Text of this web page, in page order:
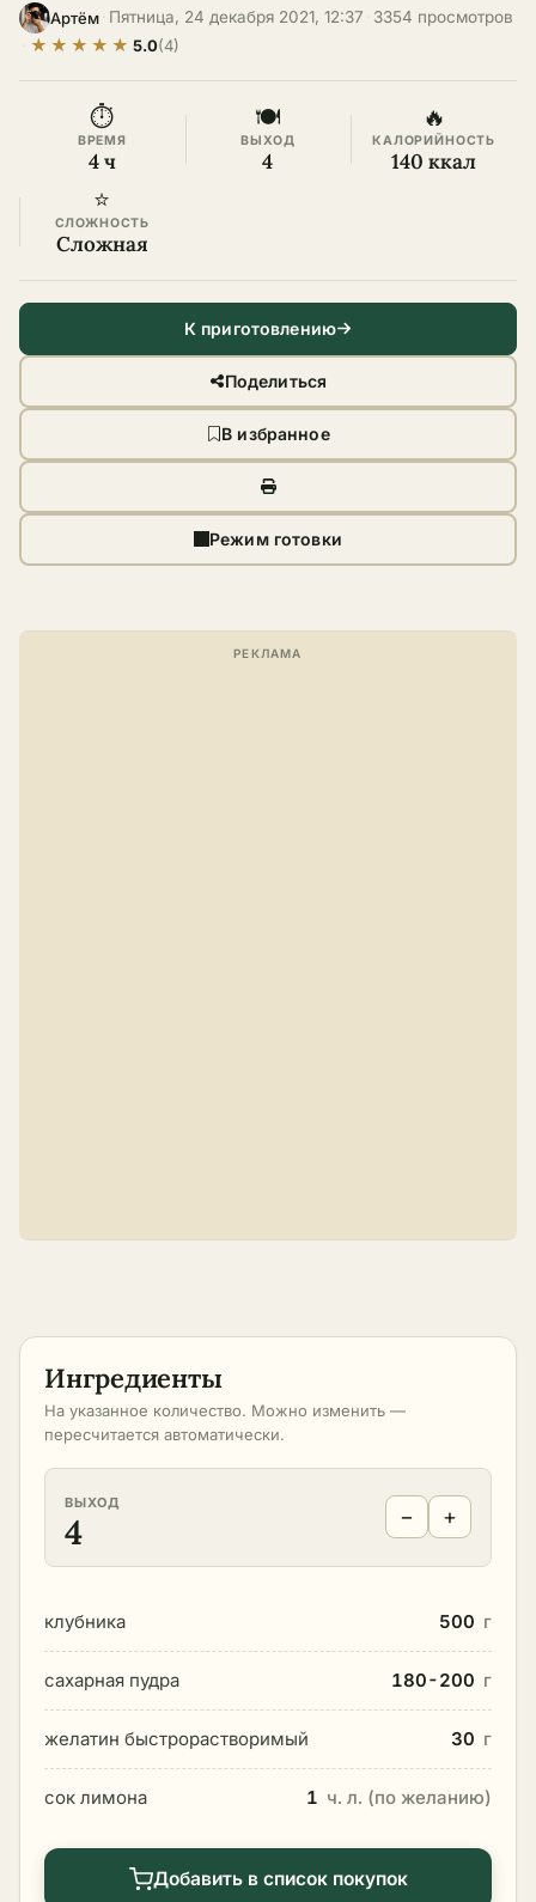
Артём Пятница, 24 декабря 2021, 12:37
3354 просмотров
★ ★ ★ ★ ★ 5.0(4)
⏱
ВРЕМЯ
4 ч
🍽
ВЫХОД
4
🔥
КАЛОРИЙНОСТЬ
140 ккал
⭐
СЛОЖНОСТЬ
Сложная
К приготовлению
Поделиться
В избранное
Режим готовки
Ингредиенты
На указанное количество. Можно изменить —
пересчитается автоматически.
ВЫХОД
4 − +
клубника 500 г
сахарная пудра 180-200 г
желатин быстрорастворимый 30 г
сок лимона 1 ч. л. (по желанию)
Добавить в список покупок